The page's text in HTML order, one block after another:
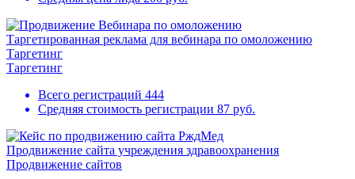
Таргетированная реклама для вебинара по омоложению
Таргетинг
Таргетинг
Всего регистраций 444
Средняя стоимость регистрации 87 руб.
Продвижение сайта учреждения здравоохранения
Продвижение сайтов